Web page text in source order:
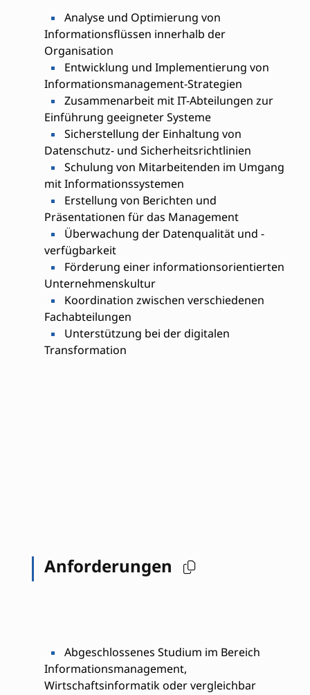
Analyse und Optimierung von
Informationsflüssen innerhalb der
Organisation
Entwicklung und Implementierung von
Informationsmanagement-Strategien
Zusammenarbeit mit IT-Abteilungen zur
Einführung geeigneter Systeme
Sicherstellung der Einhaltung von
Datenschutz- und Sicherheitsrichtlinien
Schulung von Mitarbeitenden im Umgang
mit Informationssystemen
Erstellung von Berichten und
Präsentationen für das Management
Überwachung der Datenqualität und -
verfügbarkeit
Förderung einer informationsorientierten
Unternehmenskultur
Koordination zwischen verschiedenen
Fachabteilungen
Unterstützung bei der digitalen
Transformation
Anforderungen
Abgeschlossenes Studium im Bereich
Informationsmanagement,
Wirtschaftsinformatik oder vergleichbar